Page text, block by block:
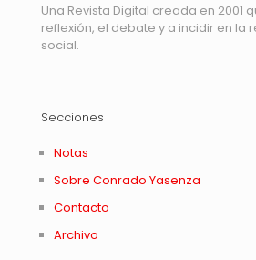
Una Revista Digital creada en 2001
reflexión, el debate y a incidir en la
social.
Secciones
Notas
Sobre Conrado Yasenza
Contacto
Archivo